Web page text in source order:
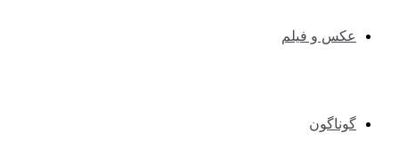
عکس و فیلم
گوناگون